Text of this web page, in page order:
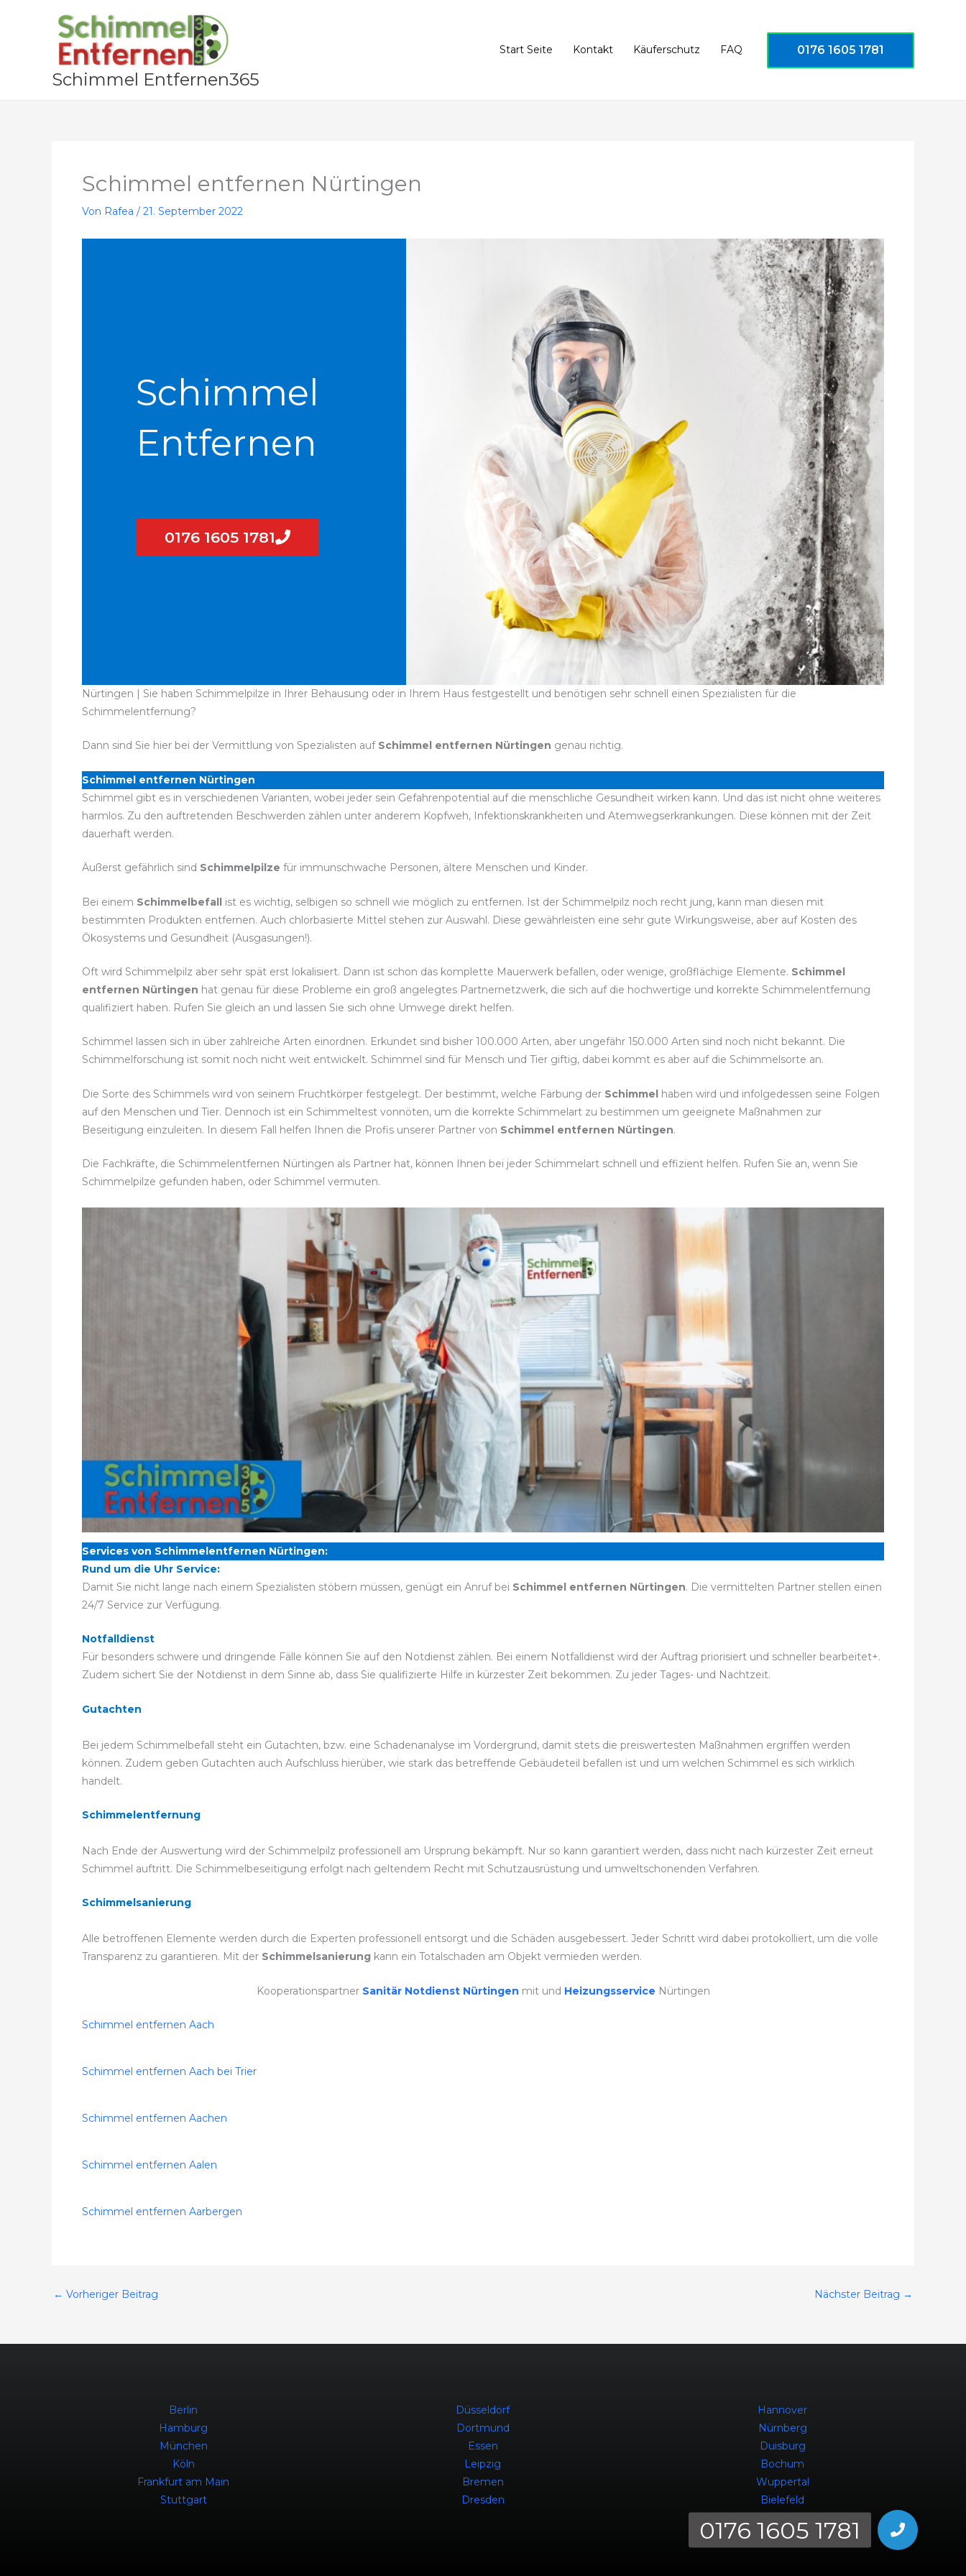
Schimmel Entfernen365
Start Seite Kontakt Käuferschutz FAQ 0176 1605 1781
Schimmel entfernen Nürtingen
Von Rafea / 21. September 2022
Schimmel
Entfernen
0176 1605 1781
Nürtingen | Sie haben Schimmelpilze in Ihrer Behausung oder in Ihrem Haus festgestellt und benötigen sehr schnell einen Spezialisten für die
Schimmelentfernung?
Dann sind Sie hier bei der Vermittlung von Spezialisten auf Schimmel entfernen Nürtingen genau richtig.
Schimmel entfernen Nürtingen
Schimmel gibt es in verschiedenen Varianten, wobei jeder sein Gefahrenpotential auf die menschliche Gesundheit wirken kann. Und das ist nicht ohne weiteres
harmlos. Zu den auftretenden Beschwerden zählen unter anderem Kopfweh, Infektionskrankheiten und Atemwegserkrankungen. Diese können mit der Zeit
dauerhaft werden.
Äußerst gefährlich sind Schimmelpilze für immunschwache Personen, ältere Menschen und Kinder.
Bei einem Schimmelbefall ist es wichtig, selbigen so schnell wie möglich zu entfernen. Ist der Schimmelpilz noch recht jung, kann man diesen mit
bestimmten Produkten entfernen. Auch chlorbasierte Mittel stehen zur Auswahl. Diese gewährleisten eine sehr gute Wirkungsweise, aber auf Kosten des
Ökosystems und Gesundheit (Ausgasungen!).
Oft wird Schimmelpilz aber sehr spät erst lokalisiert. Dann ist schon das komplette Mauerwerk befallen, oder wenige, großflächige Elemente. Schimmel
entfernen Nürtingen hat genau für diese Probleme ein groß angelegtes Partnernetzwerk, die sich auf die hochwertige und korrekte Schimmelentfernung
qualifiziert haben. Rufen Sie gleich an und lassen Sie sich ohne Umwege direkt helfen.
Schimmel lassen sich in über zahlreiche Arten einordnen. Erkundet sind bisher 100.000 Arten, aber ungefähr 150.000 Arten sind noch nicht bekannt. Die
Schimmelforschung ist somit noch nicht weit entwickelt. Schimmel sind für Mensch und Tier giftig, dabei kommt es aber auf die Schimmelsorte an.
Die Sorte des Schimmels wird von seinem Fruchtkörper festgelegt. Der bestimmt, welche Färbung der Schimmel haben wird und infolgedessen seine Folgen
auf den Menschen und Tier. Dennoch ist ein Schimmeltest vonnöten, um die korrekte Schimmelart zu bestimmen um geeignete Maßnahmen zur
Beseitigung einzuleiten. In diesem Fall helfen Ihnen die Profis unserer Partner von Schimmel entfernen Nürtingen.
Die Fachkräfte, die Schimmelentfernen Nürtingen als Partner hat, können Ihnen bei jeder Schimmelart schnell und effizient helfen. Rufen Sie an, wenn Sie
Schimmelpilze gefunden haben, oder Schimmel vermuten.
Services von Schimmelentfernen Nürtingen:
Rund um die Uhr Service:
Damit Sie nicht lange nach einem Spezialisten stöbern müssen, genügt ein Anruf bei Schimmel entfernen Nürtingen. Die vermittelten Partner stellen einen
24/7 Service zur Verfügung.
Notfalldienst
Für besonders schwere und dringende Fälle können Sie auf den Notdienst zählen. Bei einem Notfalldienst wird der Auftrag priorisiert und schneller bearbeitet+.
Zudem sichert Sie der Notdienst in dem Sinne ab, dass Sie qualifizierte Hilfe in kürzester Zeit bekommen. Zu jeder Tages- und Nachtzeit.
Gutachten
Bei jedem Schimmelbefall steht ein Gutachten, bzw. eine Schadenanalyse im Vordergrund, damit stets die preiswertesten Maßnahmen ergriffen werden
können. Zudem geben Gutachten auch Aufschluss hierüber, wie stark das betreffende Gebäudeteil befallen ist und um welchen Schimmel es sich wirklich
handelt.
Schimmelentfernung
Nach Ende der Auswertung wird der Schimmelpilz professionell am Ursprung bekämpft. Nur so kann garantiert werden, dass nicht nach kürzester Zeit erneut
Schimmel auftritt. Die Schimmelbeseitigung erfolgt nach geltendem Recht mit Schutzausrüstung und umweltschonenden Verfahren.
Schimmelsanierung
Alle betroffenen Elemente werden durch die Experten professionell entsorgt und die Schäden ausgebessert. Jeder Schritt wird dabei protokolliert, um die volle
Transparenz zu garantieren. Mit der Schimmelsanierung kann ein Totalschaden am Objekt vermieden werden.
Kooperationspartner Sanitär Notdienst Nürtingen mit und Heizungsservice Nürtingen
Schimmel entfernen Aach
Schimmel entfernen Aach bei Trier
Schimmel entfernen Aachen
Schimmel entfernen Aalen
Schimmel entfernen Aarbergen
← Vorheriger Beitrag Nächster Beitrag →
Berlin
Hamburg
München
Köln
Frankfurt am Main
Stuttgart
Düsseldorf
Dortmund
Essen
Leipzig
Bremen
Dresden
Hannover
Nürnberg
Duisburg
Bochum
Wuppertal
Bielefeld